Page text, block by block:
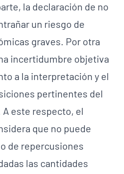
la declaración de no
un riesgo de
graves. Por otra
incertidumbre objetiva
a la interpretación y el
pertinentes del
A este respecto, el
que no puede
de repercusiones
las cantidades